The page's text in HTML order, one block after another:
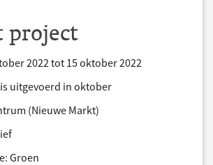
project
2022 tot 15 oktober 2022
uitgevoerd in oktober
(Nieuwe Markt)
Groen